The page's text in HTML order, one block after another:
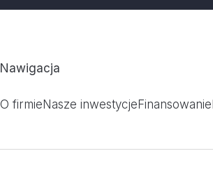
Nawigacja
O firmie Nasze inwestycje Finansowanie